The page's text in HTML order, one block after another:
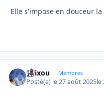
Elle s'impose en douceur
felixou Membres
Posté(e) le 27 août 2025le